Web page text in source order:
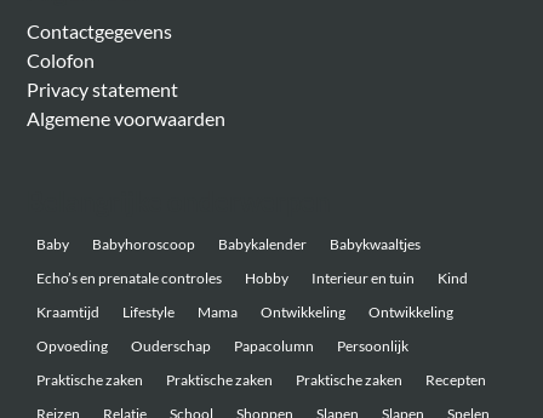
Contactgegevens
Colofon
Privacy statement
Algemene voorwaarden
Baby Babyhoroscoop Babykalender
Babykwaaltjes
Echo’s en prenatale controles
Hobby Interieur en tuin
Kind
Kraamtijd
Lifestyle Mama Ontwikkeling
Ontwikkeling
Opvoeding
Ouderschap Papacolumn
Persoonlijk
Praktische zaken
Praktische zaken Praktische zaken
Recepten
Reizen
Relatie School Shoppen Slapen Slapen
Spelen